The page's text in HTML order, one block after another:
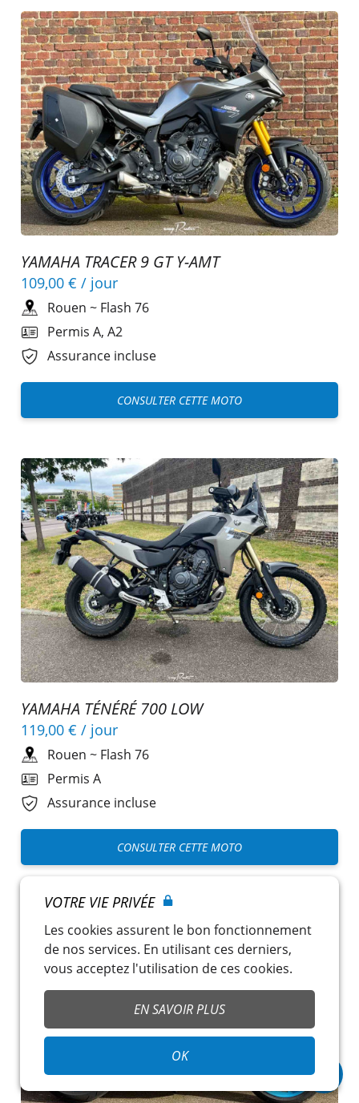
YAMAHA TRACER 9 GT Y-AMT
109,00 € / jour
Rouen ~ Flash 76
Permis A, A2
Assurance incluse
CONSULTER CETTE MOTO
YAMAHA TÉNÉRÉ 700 LOW
119,00 € / jour
Rouen ~ Flash 76
Permis A
Assurance incluse
CONSULTER CETTE MOTO
VOTRE VIE PRIVÉE
Les cookies assurent le bon fonctionnement
de nos services. En utilisant ces derniers,
vous acceptez l'utilisation de ces cookies.
EN SAVOIR PLUS
OK